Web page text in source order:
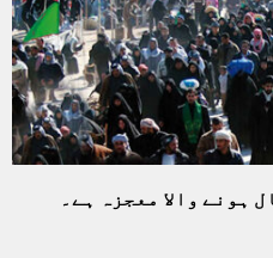
ہونے والا معجزہ ہے۔